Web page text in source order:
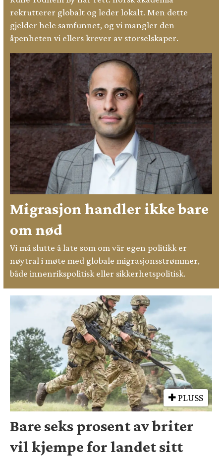
rekrutterer globalt og leder lokalt. Men dette
gjelder hele samfunnet, og vi mangler den
åpenheten vi ellers krever av storselskaper.
Migrasjon handler ikke bare
om nød
Vi må slutte å late som om vår egen politikk er
nøytral i møte med globale migrasjonsstrømmer,
både innenrikspolitisk eller sikkerhetspolitisk.
PLUSS
Bare seks prosent av briter
vil kjempe for landet sitt